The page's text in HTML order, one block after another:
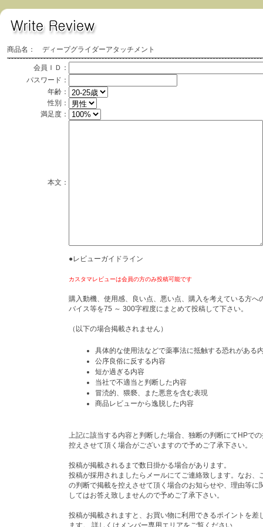
商品名： ディープグライダーアタッチメント
会員ＩＤ：
パスワード：
年齢：
性別：
満足度：
本文：
●レビューガイドライン
カスタマレビューは会員の方のみ投稿可能です
購入動機、使用感、良い点、悪い点、購入を考えている方へ
バイス等を75 ～ 300字程度にまとめて投稿して下さい。
（以下の場合掲載されません）
具体的な使用法などで薬事法に抵触する恐れがある
公序良俗に反する内容
短か過ぎる内容
当社で不適当と判断した内容
冒涜的、猥褻、また悪意を含む表現
商品レビューから逸脱した内容
上記に該当する内容と判断した場合、独断の判断にてHPで
控えさせて頂く場合がございますので予めご了承下さい。
投稿が掲載されるまで数日掛かる場合があります。
投稿が採用されましたらメールにてご連絡致します。なお、
の判断で掲載を控えさせて頂く場合のお知らせや、理由等に
してはお答え致しませんので予めご了承下さい。
投稿が掲載されますと、お買い物に利用できるポイントを差
ます。 詳しくはメンバー専用エリアをご覧ください